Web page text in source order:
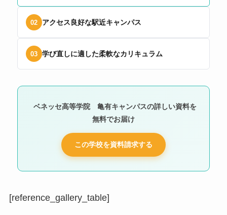
02 アクセス良好な駅近キャンパス
03 学び直しに適した柔軟なカリキュラム
ベネッセ高等学院 亀有キャンパスの詳しい資料を
無料でお届け
この学校を資料請求する
[reference_gallery_table]